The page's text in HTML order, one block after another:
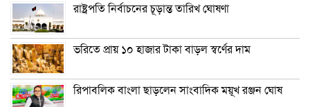
রাষ্ট্রপতি নির্বাচনের চূড়ান্ত তারিখ ঘোষণা
ভরিতে প্রায় ১০ হাজার টাকা বাড়ল স্বর্ণের দাম
রিপাবলিক বাংলা ছাড়লেন সাংবাদিক ময়ূখ রঞ্জন ঘোষ